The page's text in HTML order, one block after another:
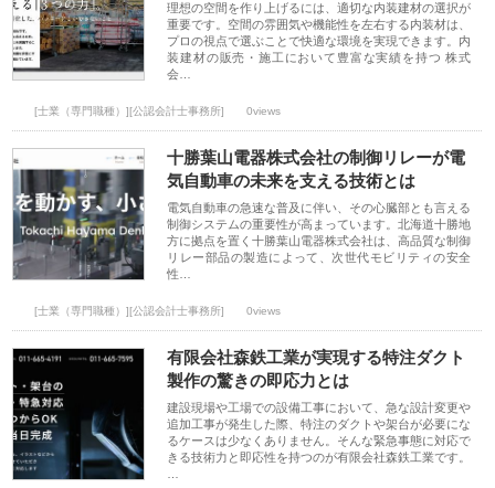
理想の空間を作り上げるには、適切な内装建材の選択が
重要です。空間の雰囲気や機能性を左右する内装材は、
プロの視点で選ぶことで快適な環境を実現できます。内
装建材の販売・施工において豊富な実績を持つ 株式
会…
[士業（専門職種）][公認会計士事務所] 0views
十勝葉山電器株式会社の制御リレーが電
気自動車の未来を支える技術とは
電気自動車の急速な普及に伴い、その心臓部とも言える
制御システムの重要性が高まっています。北海道十勝地
方に拠点を置く十勝葉山電器株式会社は、高品質な制御
リレー部品の製造によって、次世代モビリティの安全
性…
[士業（専門職種）][公認会計士事務所] 0views
有限会社森鉄工業が実現する特注ダクト
製作の驚きの即応力とは
建設現場や工場での設備工事において、急な設計変更や
追加工事が発生した際、特注のダクトや架台が必要にな
るケースは少なくありません。そんな緊急事態に対応で
きる技術力と即応性を持つのが有限会社森鉄工業です。